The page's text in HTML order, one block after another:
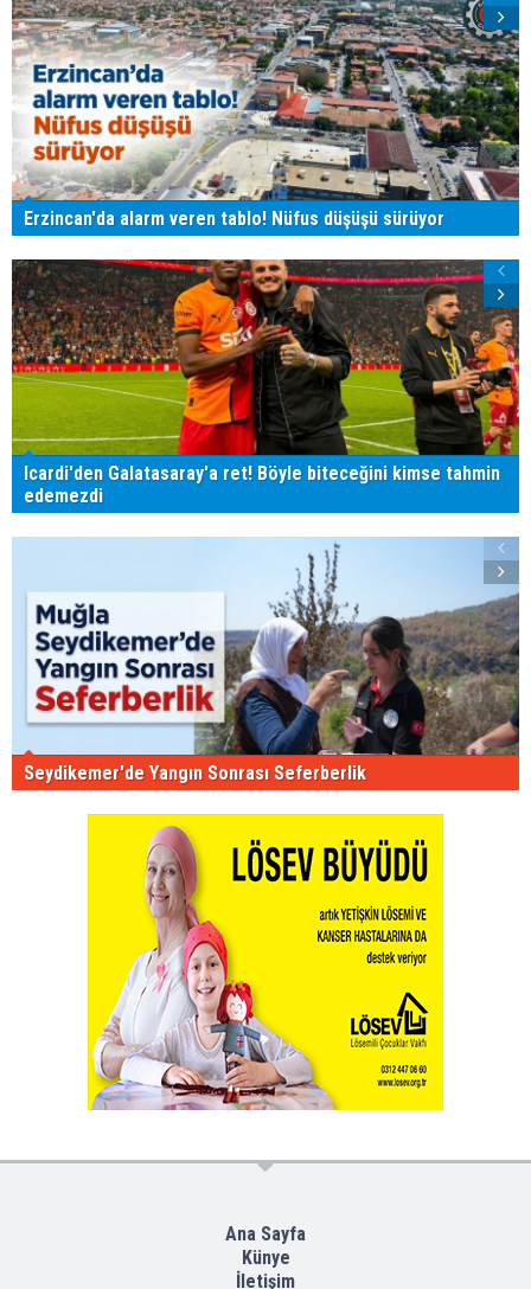
Erzincan'da alarm veren tablo! Nüfus düşüşü sürüyor
Icardi'den Galatasaray'a ret! Böyle biteceğini kimse tahmin
edemezdi
Seydikemer'de Yangın Sonrası Seferberlik
Ana Sayfa
Künye
İletişim